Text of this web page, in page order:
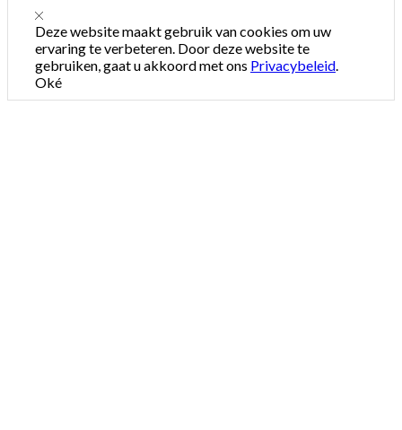
Deze website maakt gebruik van cookies om uw
ervaring te verbeteren. Door deze website te
gebruiken, gaat u akkoord met ons Privacybeleid
Oké